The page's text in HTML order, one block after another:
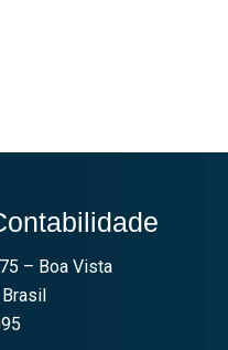
– Boa Vista